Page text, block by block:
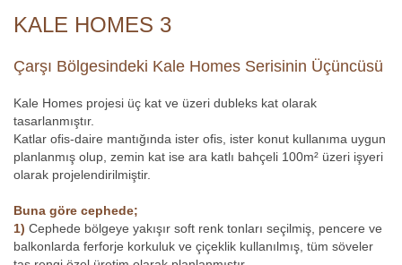
KALE HOMES 3
Çarşı Bölgesindeki Kale Homes Serisinin Üçüncüsü
Kale Homes projesi üç kat ve üzeri dubleks kat olarak
tasarlanmıştır.
Katlar ofis-daire mantığında ister ofis, ister konut kullanıma uygun
planlanmış olup, zemin kat ise ara katlı bahçeli 100m² üzeri işyeri
olarak projelendirilmiştir.
Buna göre cephede;
1) Cephede bölgeye yakışır soft renk tonları seçilmiş, pencere ve
balkonlarda ferforje korkuluk ve çiçeklik kullanılmış, tüm söveler